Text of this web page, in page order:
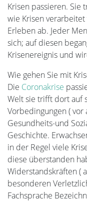
Krisen passieren. Sie
wie Krisen
Erleben ab. Jeder
sich; auf diesen
Krisenereignis und
Wie gehen Sie mit
Die Coronakrise
Welt sie trifft dort auf
Vorbedingungen (
Gesundheits-und
Geschichte.
in der Regel viele
diese überstanden
Widerstandskräften (
besonderen
Fachsprache